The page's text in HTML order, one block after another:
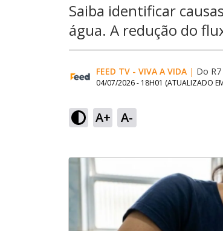
Saiba identificar
água. A redução do
FEED TV - VIVA A VIDA | Do R7
04/07/2026 - 18H01 (ATUALIZADO
A+ A-